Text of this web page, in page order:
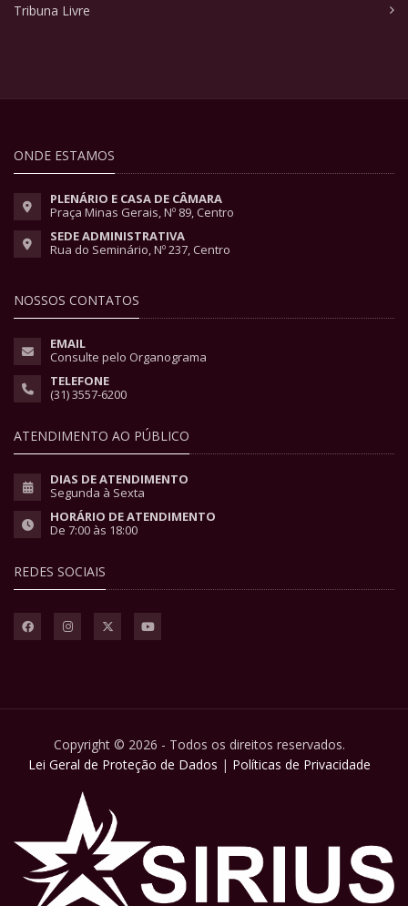
Tribuna Livre
ONDE ESTAMOS
PLENÁRIO E CASA DE CÂMARA
Praça Minas Gerais, Nº 89, Centro
SEDE ADMINISTRATIVA
Rua do Seminário, Nº 237, Centro
NOSSOS CONTATOS
EMAIL
Consulte pelo Organograma
TELEFONE
(31) 3557-6200
ATENDIMENTO AO PÚBLICO
DIAS DE ATENDIMENTO
Segunda à Sexta
HORÁRIO DE ATENDIMENTO
De 7:00 às 18:00
REDES SOCIAIS
Copyright © 2026 - Todos os direitos reservados.
Lei Geral de Proteção de Dados | Políticas de Privacidade